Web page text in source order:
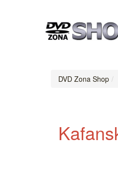
DVD Zona Shop